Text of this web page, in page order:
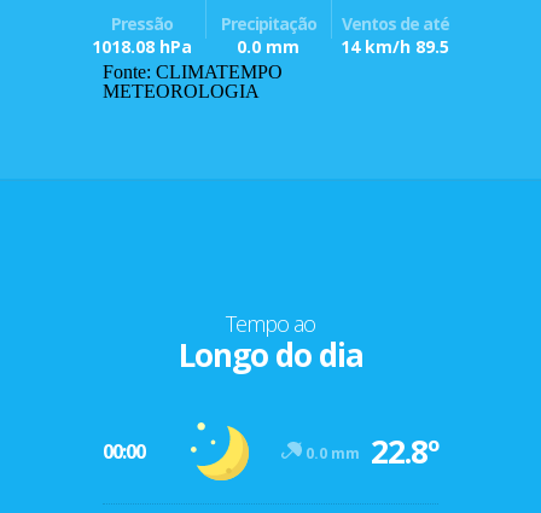
Pressão
1018.08 hPa
Precipitação
0.0 mm
Ventos de até
14 km/h 89.5
Fonte: CLIMATEMPO
METEOROLOGIA
Tempo ao
Longo do dia
00:00 0.0 mm 22.8º